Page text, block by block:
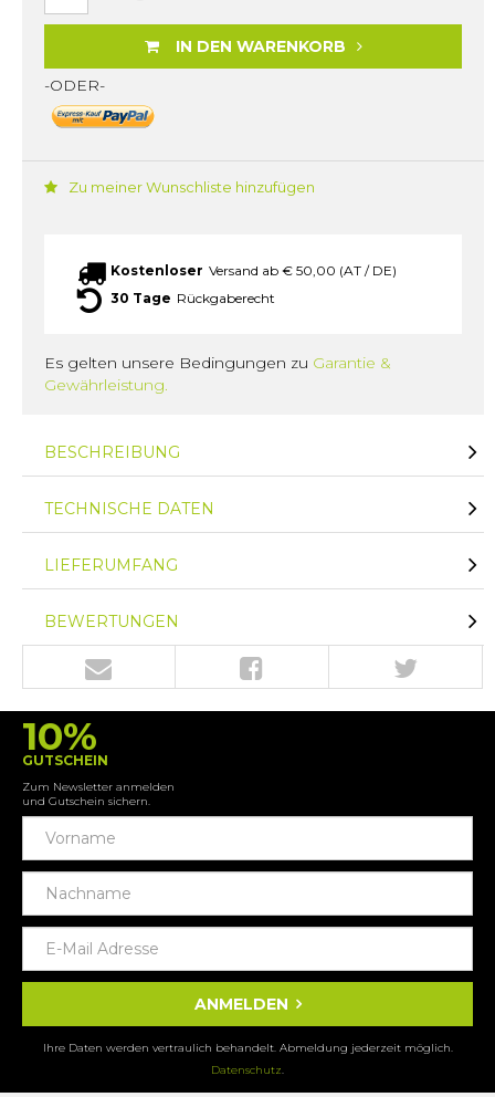
IN DEN WARENKORB
-ODER-
Zu meiner Wunschliste hinzufügen
Kostenloser Versand ab € 50,00 (AT / DE)
30 Tage Rückgaberecht
Es gelten unsere Bedingungen zu Garantie &
Gewährleistung.
BESCHREIBUNG
TECHNISCHE DATEN
LIEFERUMFANG
BEWERTUNGEN
10%
GUTSCHEIN
Zum Newsletter anmelden
und Gutschein sichern.
ANMELDEN
Ihre Daten werden vertraulich behandelt. Abmeldung jederzeit möglich.
Datenschutz